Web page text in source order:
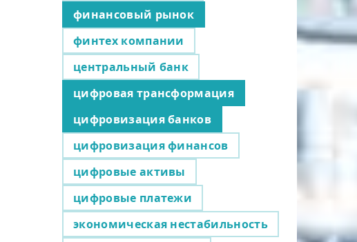
финансовый рынок
финтех компании
центральный банк
цифровая трансформация
цифровизация банков
цифровизация финансов
цифровые активы
цифровые платежи
экономическая нестабильность